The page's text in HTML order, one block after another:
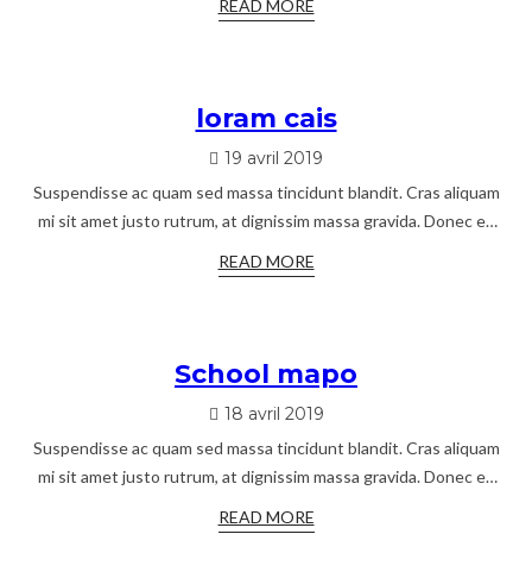
READ MORE
loram cais
19 avril 2019
Suspendisse ac quam sed massa tincidunt blandit. Cras aliquam
mi sit amet justo rutrum, at dignissim massa gravida. Donec eu
READ MORE
School mapo
18 avril 2019
Suspendisse ac quam sed massa tincidunt blandit. Cras aliquam
mi sit amet justo rutrum, at dignissim massa gravida. Donec eu
READ MORE